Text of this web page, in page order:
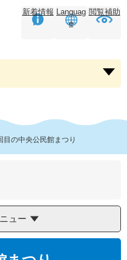
新着情報 Languag
e
閲覧補助
ー
目の中央公民館まつり
ュー